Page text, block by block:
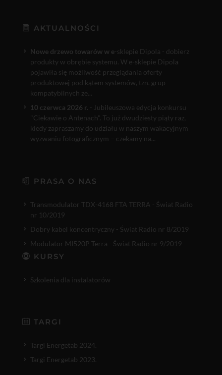
AKTUALNOŚCI
Nowe drzewo towarów w e-sklepie Dipola - dobierz
produkty w obrębie systemu. W e-sklepie Dipola
pojawiła się możliwość przeglądania oferty
produktowej pod kątem systemów, tzn. grup
kompatybilnych ze...
10 czerwca 2026 r. - Jubileuszowa edycja konkursu
"Ciekawie o Antenach". To już dwudziesty piąty raz,
kiedy zapraszamy do udziału w naszym wakacyjnym
wyzwaniu fotograficznym – czekamy na...
PRASA O NAS
Transmodulator TDX-4168 FTA TERRA - Świat Radio
nr 10/2019
Dobry kabel koncentryczny - Świat Radio nr 8/2019
Modulator MI520P Terra - Świat Radio nr 9/2019
KURSY
Szkolenia dla instalatorów
TARGI
Targi Energetab 2024.
Targi Energetab 2023.